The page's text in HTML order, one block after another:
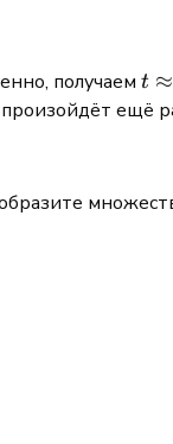
получаем t
t ≈
произойдёт ещё